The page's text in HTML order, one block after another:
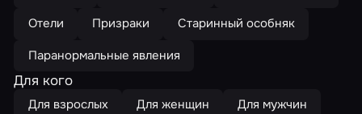
Отели
Призраки
Старинный особняк
Паранормальные явления
Для кого
Для взрослых Для женщин
Для мужчин